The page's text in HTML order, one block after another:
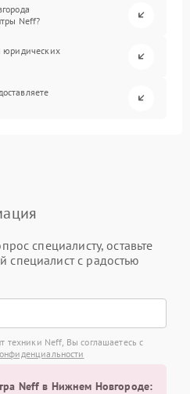
Neff?
юридических
специалисту, оставьте
с радостью
техники Neff, Вы соглашаетесь с
Neff в Нижнем Новгороде: